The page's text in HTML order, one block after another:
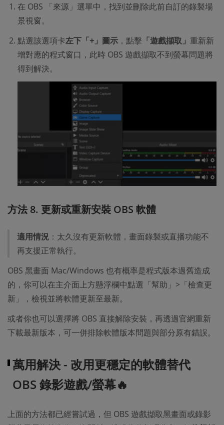
在 OBS 「來源」選單中，找到並刪除此前自訂的錄製場
景視窗。
點選該選項卡左下「+」圖示 ，點擊 「遊戲擷取」 重新新
增對應的程式窗口，此時 OBS 遊戲擷取不到螢幕問題將
得到解決。
方法 8. 更新或重新安裝 OBS 軟體
適用情況 ：太久沒有更新軟體，畫面錄製或直播功能不
再支援正常執行。
OBS 黑畫面 Mac/Windows 也有概率是程式版本過舊造成
的，你可以在主介面上方懸浮欄中點選「幫助」>「檢查更
新」，檢視並將軟體更新至最新。
或者你也可以選擇將 OBS 直接解除安裝，再透過官網重新
下載最新版本，可一併排除軟體版本問題與部分原有錯誤。
萬用解決 - 改用更穩定的軟體替代
OBS 錄影遊戲/螢幕🔥
上面的方法都已經嘗試過，但 OBS 遊戲擷取黑畫面或錄影